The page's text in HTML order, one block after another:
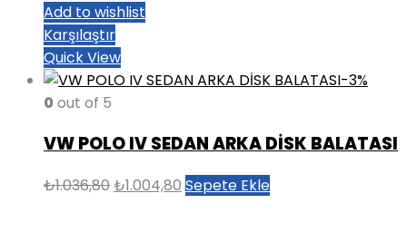
Add to wishlist
Karşılaştır
Quick View
-3%
0 out of 5
VW POLO IV SEDAN ARKA DİSK BALATASI
₺1.036,80Orijinal
₺1.004,80 Şu
Sepete Ekle